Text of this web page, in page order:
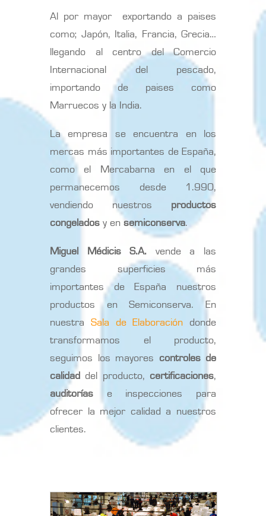
Al por mayor exportando a paises
como; Japón, Italia, Francia, Grecia…
llegando al centro del Comercio
Internacional del pescado,
importando de paises como
Marruecos y la India.
La empresa se encuentra en los
mercas más importantes de España,
como el Mercabarna en el que
permanecemos desde 1.990,
vendiendo nuestros productos
congelados y en semiconserva.
Miguel Médicis S.A. vende a las
grandes superficies más
importantes de España nuestros
productos en Semiconserva. En
nuestra Sala de Elaboración donde
transformamos el producto,
seguimos los mayores controles de
calidad
del producto, certificaciones,
auditorías e inspecciones para
ofrecer la mejor calidad a nuestros
clientes.